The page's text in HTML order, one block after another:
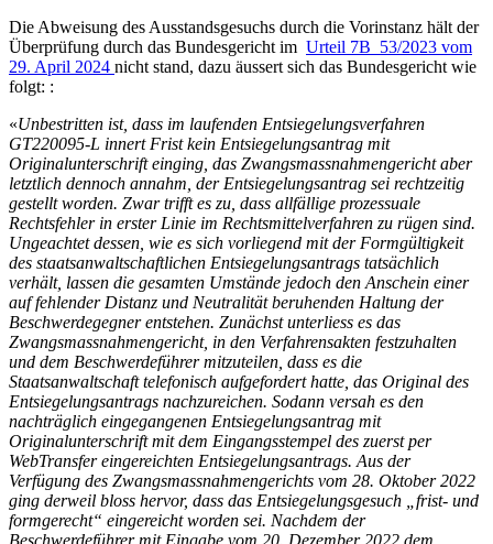
Die Abweisung des Ausstandsgesuchs durch die Vorinstanz hält der
Überprüfung durch das Bundesgericht im Urteil 7B_53/2023 vom
29. April 2024 nicht stand, dazu äussert sich das Bundesgericht wie
folgt: :
«Unbestritten ist, dass im laufenden Entsiegelungsverfahren
GT220095-L innert Frist kein Entsiegelungsantrag mit
Originalunterschrift einging, das Zwangsmassnahmengericht aber
letztlich dennoch annahm, der Entsiegelungsantrag sei rechtzeitig
gestellt worden. Zwar trifft es zu, dass allfällige prozessuale
Rechtsfehler in erster Linie im Rechtsmittelverfahren zu rügen sind.
Ungeachtet dessen, wie es sich vorliegend mit der Formgültigkeit
des staatsanwaltschaftlichen Entsiegelungsantrags tatsächlich
verhält, lassen die gesamten Umstände jedoch den Anschein einer
auf fehlender Distanz und Neutralität beruhenden Haltung der
Beschwerdegegner entstehen. Zunächst unterliess es das
Zwangsmassnahmengericht, in den Verfahrensakten festzuhalten
und dem Beschwerdeführer mitzuteilen, dass es die
Staatsanwaltschaft telefonisch aufgefordert hatte, das Original des
Entsiegelungsantrags nachzureichen. Sodann versah es den
nachträglich eingegangenen Entsiegelungsantrag mit
Originalunterschrift mit dem Eingangsstempel des zuerst per
WebTransfer eingereichten Entsiegelungsantrags. Aus der
Verfügung des Zwangsmassnahmengerichts vom 28. Oktober 2022
ging derweil bloss hervor, dass das Entsiegelungsgesuch „frist- und
formgerecht“ eingereicht worden sei. Nachdem der
Beschwerdeführer mit Eingabe vom 20. Dezember 2022 dem